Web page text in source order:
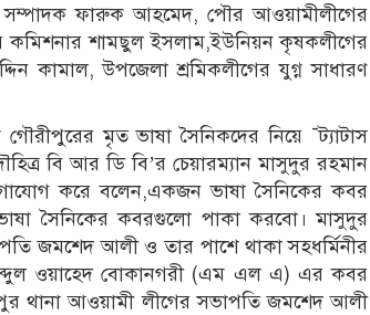
ফারুক আহমেদ, পৌর আওয়ামীলীগের
কমিশনার শামছুল ইসলাম,ইউনিয়ন কৃষকলীগের
কামাল, উপজেলা শ্রমিকলীগের যুগ্ন সাধারণ
মৃত ভাষা সৈনিকদের নিয়ে ¯ট্যাটাস
বি আর ডি বি’র চেয়ারম্যান মাসুদুর রহমান
করে বলেন,একজন ভাষা সৈনিকের কবর
সৈনিকের কবরগুলো পাকা করবো। মাসুদুর
জমশেদ আলী ও তার পাশে থাকা সহধর্মিনীর
ওয়াহেদ বোকানগরী (এম এল এ) এর কবর
থানা আওয়ামী লীগের সভাপতি জমশেদ আলী